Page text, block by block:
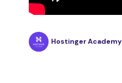
Hostinger Academy